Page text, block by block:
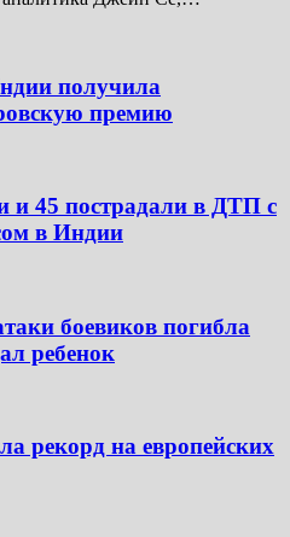
получила
премию
и 45 пострадали в ДТП с
в Индии
боевиков погибла
ребенок
рекорд на европейских